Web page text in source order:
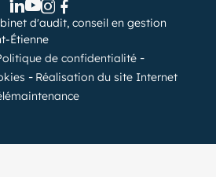
d'audit, conseil en gestion
Étienne
de confidentialité
Réalisation du site Internet